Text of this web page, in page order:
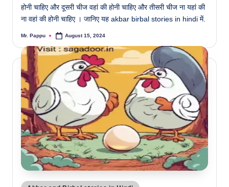
होनी चाहिए और दूसरी चीज वहां की होनी चाहिए और तीसरी चीज ना यहां की
ना वहां की होनी चाहिए । जानिए यह akbar birbal stories in hindi में.
Posted
Mr. Pappu August 15, 2024